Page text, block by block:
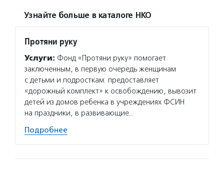
Узнайте больше в каталоге НКО
Протяни руку
Услуги: Фонд «Протяни руку» помогает
заключенным, в первую очередь женщинам
с детьми и подросткам: предоставляет
«дорожный комплект» к освобождению, вывозит
детей из домов ребенка в учреждениях ФСИН
на праздники, в развивающие…
Подробнее